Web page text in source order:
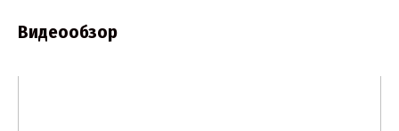
Видеообзор